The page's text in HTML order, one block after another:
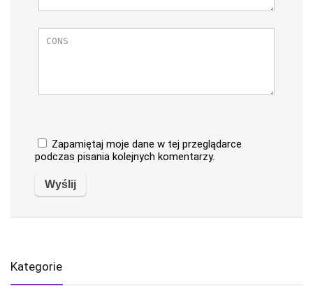
Zapamiętaj moje dane w tej przeglądarce
podczas pisania kolejnych komentarzy.
Kategorie